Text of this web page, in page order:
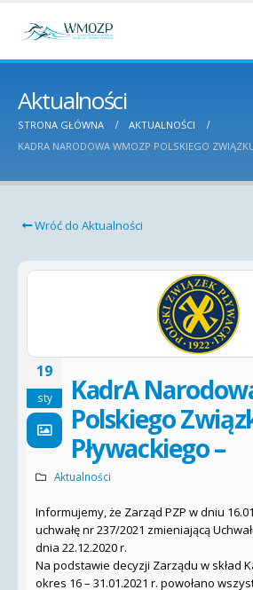
Aktualności
STRONA GŁÓWNA
AKTUALNOŚCI
KADRA NARODOWA WMOZP POLSKIEGO
Wróć do Aktualności
19
sty
KadrA
Polskiego
Pływackiego –
Aktualności
Informujemy, że Zarząd PZP w dniu
uchwałę nr 237/2021 zmieniającą
dnia 22.12.2020 r.
Na podstawie decyzji Zarządu w skład
okres 16 – 31.01.2021 r. powołano